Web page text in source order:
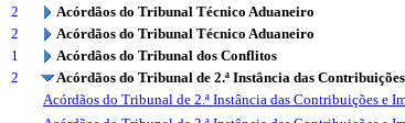
2
Acórdãos do Tribunal Técnico Aduaneiro
2
Acórdãos do Tribunal Técnico Aduaneiro
1
Acórdãos do Tribunal dos Conflitos
2
Acórdãos do Tribunal de 2.ª Instância das
Acórdãos do Tribunal de 2.ª Instância das Contribuições e